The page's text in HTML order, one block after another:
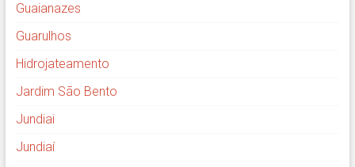
Guaianazes
Guarulhos
Hidrojateamento
Jardim São Bento
Jundiai
Jundiaí